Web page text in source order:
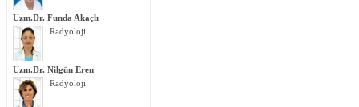
Uzm.Dr. Funda Akaçlı
Radyoloji
Uzm.Dr. Nilgün Eren
Radyoloji